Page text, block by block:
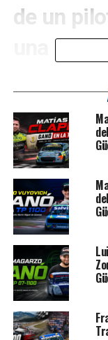
de un
una
emoción y el
se cumplieron
Vuyovich, uno de
del automovilismo
grabada para
una carrera
Nacido enOrán,
1981, Vuyovich
joven mostró
comenzó en el
logródos títulos
de allí construyó
llevó primero al
protagonista